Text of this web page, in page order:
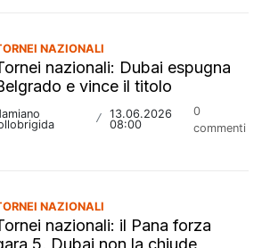
NAZIONALI
nazionali: Dubai espugna
e vince il titolo
/ 13.06.2026
08:00
0
commenti
NAZIONALI
nazionali: il Pana forza
5, Dubai non la chiude